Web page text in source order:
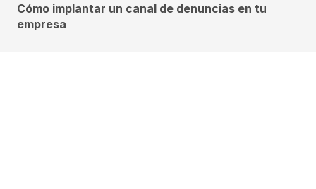
Cómo implantar un canal de denuncias en tu
empresa